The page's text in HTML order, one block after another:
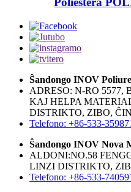
Ŝandongo INOV
ADRESO: N-RO 5577,
KAJ HELPA
DISTRIKTO, ZIBO,
Telefono: +86-533-
Ŝandongo INOV Nova
ALDONI:NO.58
LINZI DISTRIKTO,
Telefono: +86-533-